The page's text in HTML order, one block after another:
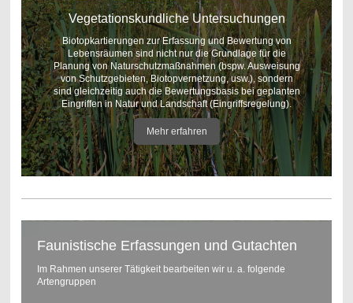
Vegetationskundliche Untersuchungen
Biotopkartierungen zur Erfassung und Bewertung von
Lebensräumen sind nicht nur die Grundlage für die
Planung von Naturschutzmaßnahmen (bspw. Ausweisung
von Schutzgebieten, Biotopvernetzung, usw.), sondern
sind gleichzeitig auch die Bewertungsbasis bei geplanten
Eingriffen in Natur und Landschaft (Eingriffsregelung).
Mehr erfahren
Faunistische Erfassungen und Gutachten
Im Rahmen unserer Tätigkeit bearbeiten wir u. a. folgende
Artengruppen